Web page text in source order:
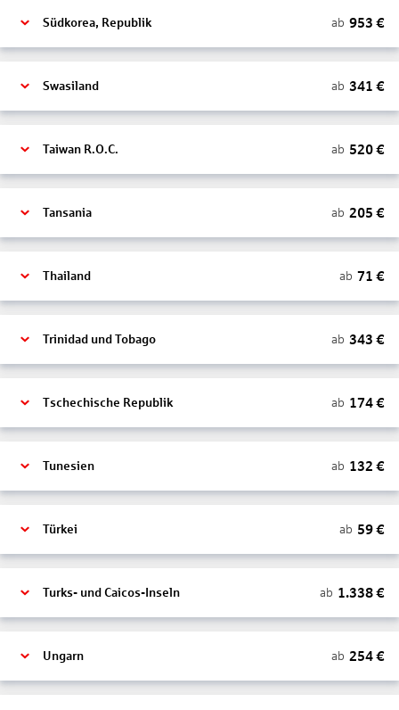
Südkorea, Republik ab 953 €
Swasiland ab 341 €
Taiwan R.O.C. ab 520€
Tansania ab 205 €
Thailand ab 71 €
Trinidad und Tobago ab 343 €
Tschechische Republik ab 174€
Tunesien ab 132 €
Türkei ab 59€
Turks- und Caicos-Inseln ab 1.338€
Ungarn ab 254€